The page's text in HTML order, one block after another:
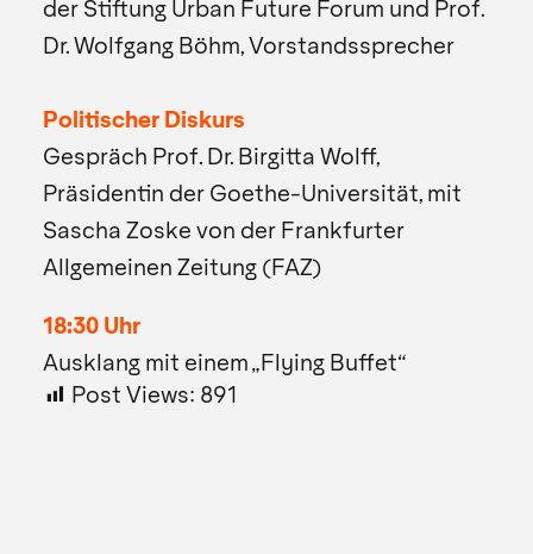
der Stiftung Urban Future Forum und Prof.
Dr. Wolfgang Böhm, Vorstandssprecher
Politischer Diskurs
Gespräch Prof. Dr. Birgitta Wolff,
Präsidentin der Goethe-Universität, mit
Sascha Zoske von der Frankfurter
Allgemeinen Zeitung (FAZ)
18:30 Uhr
Ausklang mit einem „Flying Buffet“
Post Views: 891